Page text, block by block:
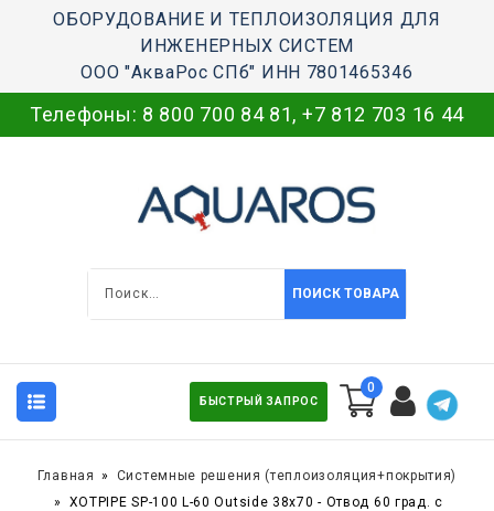
ОБОРУДОВАНИЕ И ТЕПЛОИЗОЛЯЦИЯ ДЛЯ
ИНЖЕНЕРНЫХ СИСТЕМ
ООО "АкваРос СПб" ИНН 7801465346
Телефоны: 8 800 700 84 81, +7 812 703 16 44
ПОИСК ТОВАРА
БЫСТРЫЙ ЗАПРОС
0
Главная
Системные решения (теплоизоляция+покрытия)
XOTPIPE SP-100 L-60 Outside 38x70 - Отвод 60 град. c